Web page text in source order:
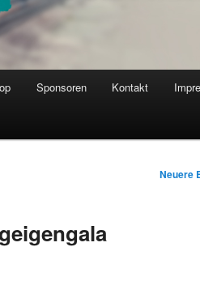
Sponsoren Kontakt
Neuere